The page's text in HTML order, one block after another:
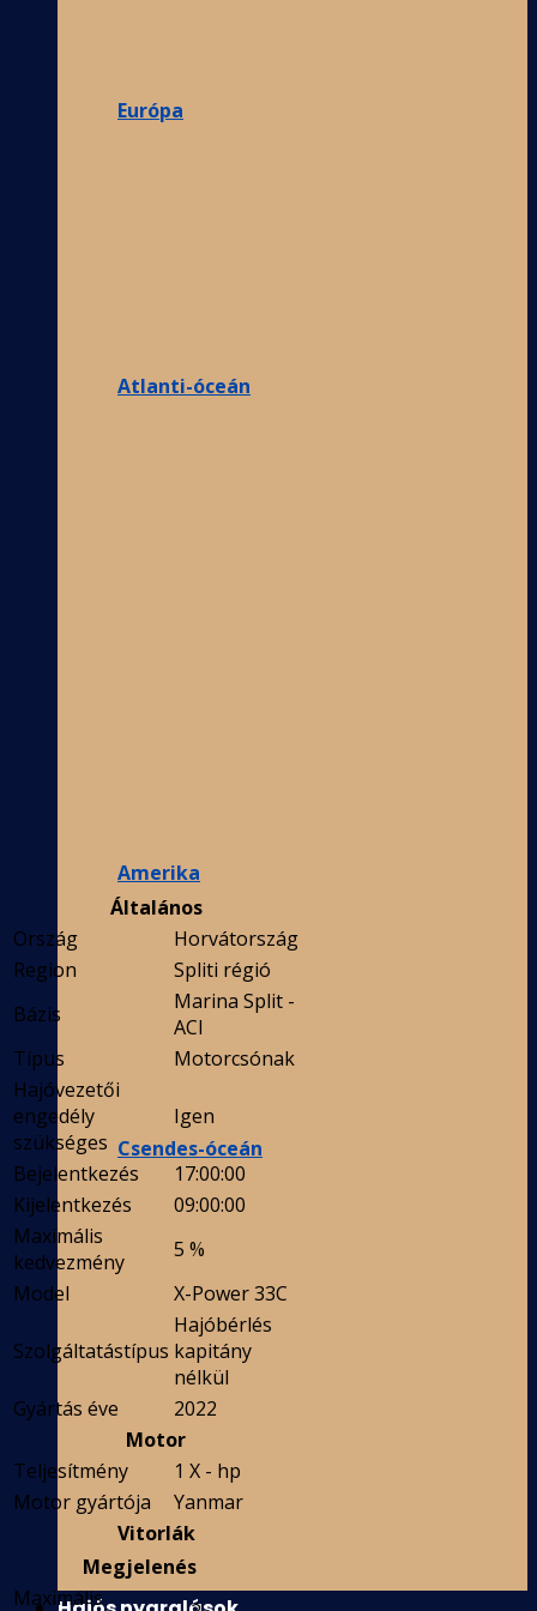
Európa
Atlanti-óceán
Amerika
Csendes-óceán
Általános
Ország
Horvátország
Region
Spliti régió
Bázis
Marina Split -
ACI
Típus
Motorcsónak
Hajóvezetői
engedély
szükséges
Igen
Bejelentkezés
17:00:00
Kijelentkezés
09:00:00
Maximális
kedvezmény
5 %
Model
X-Power 33C
Szolgáltatástípus
Hajóbérlés
kapitány
nélkül
Gyártás éve
2022
Motor
Teljesítmény
1 X - hp
Motor gyártója
Yanmar
Vitorlák
Megjelenés
Maximális